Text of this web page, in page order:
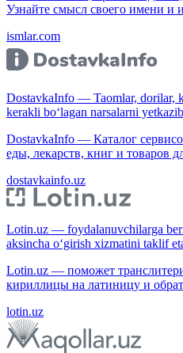
Узнайте смысл своего имени и
ismlar.com
DostavkaInfo — Taomlar, dorilar,
kerakli bo‘lagan narsalarni
DostavkaInfo — Каталог
еды, лекарств, книг и товаров
dostavkainfo.uz
Lotin.uz — foydalanuvchilarga
aksincha o‘girish xizmatini taklif
Lotin.uz — поможет
кириллицы на латиницу и
lotin.uz